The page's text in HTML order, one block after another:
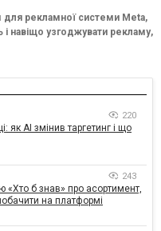
рекламної системи Meta,
навіщо узгоджувати рекламу,
220
як AI змінив таргетинг і що
243
«Хто б знав» про асортимент,
на платформі